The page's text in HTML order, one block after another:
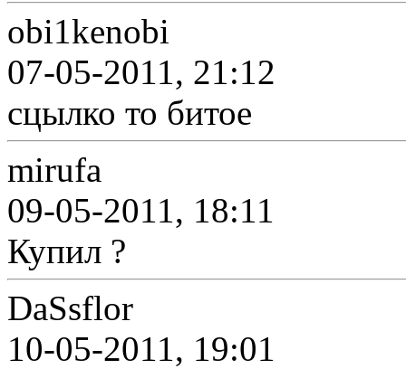
obi1kenobi
07-05-2011, 21:12
сцылко то битое
mirufa
09-05-2011, 18:11
Купил ?
DaSsflor
10-05-2011, 19:01